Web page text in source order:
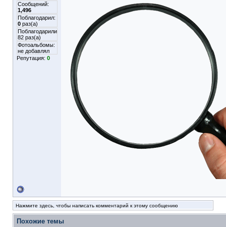
Сообщений:
1,496
Поблагодарил:
0 раз(а)
Поблагодарили
82 раз(а)
Фотоальбомы:
не добавлял
Репутация: 0
Нажмите здесь, чтобы написать комментарий к этому сообщению
Похожие темы